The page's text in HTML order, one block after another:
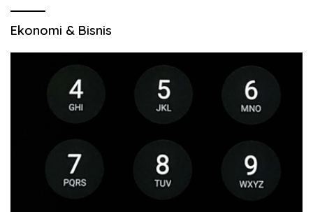
Ekonomi & Bisnis